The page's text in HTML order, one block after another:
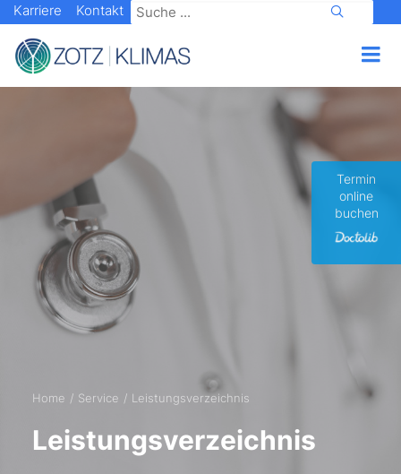
Termin
online
buchen
Karriere Kontakt
Home Service Leistungsverzeichnis
Leistungsverzeichnis